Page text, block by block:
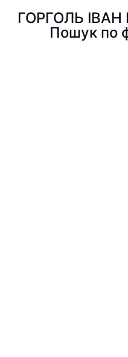
ГОРГОЛЬ
Пошук по